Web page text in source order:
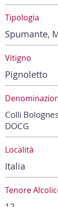
Tipologia
Spumante,
Vitigno
Pignoletto
Colli
DOCG
Località
Italia
Tenore